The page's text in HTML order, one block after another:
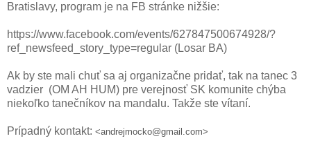
Bratislavy, program je na FB stránke nižšie:
https://www.facebook.com/events/627847500674928/?
ref_newsfeed_story_type=regular (Losar BA)
Ak by ste mali chuť sa aj organizačne pridať, tak na tanec 3
vadzier (OM AH HUM) pre verejnosť SK komunite chýba
niekoľko tanečníkov na mandalu. Takže ste vítaní.
Prípadný kontakt: <andrejmocko@gmail.com>